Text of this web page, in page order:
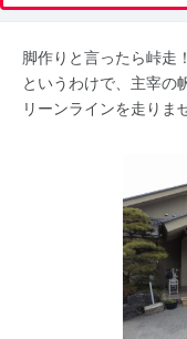
脚作りと言ったら峠走！
というわけで、主宰の
リーンラインを走りま